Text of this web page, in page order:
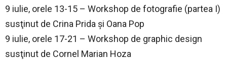
9 iulie, orele 13-15 – Workshop de fotografie (partea I)
susţinut de Crina Prida şi Oana Pop
9 iulie, orele 17-21 – Workshop de graphic design
susţinut de Cornel Marian Hoza